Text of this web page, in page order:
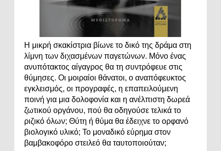
Η μικρή σκακίστρια βίωνε το δικό της δράμα στη
λίμνη των διχασμένων παγετώνων. Μόνο ένας
ανυπότακτος αίγαγρος θα τη συντρόφευε στις
θύμησες. Οι μοιραίοι θάνατοι, ο αναπόφευκτος
εγκλεισμός, οι προγραφές, η επαπειλούμενη
ποινή για μια δολοφονία και η ανέλπιστη δωρεά
ζωτικού οργάνου, πού θα οδηγούσε τελικά το
ριζικό όλων; Θύτη ή θύμα θα έδειχνε το ορφανό
βιολογικό υλικό; Το μοναδικό εύρημα στον
βαμβακοφόρο στειλεό θα ταυτοποιούταν;